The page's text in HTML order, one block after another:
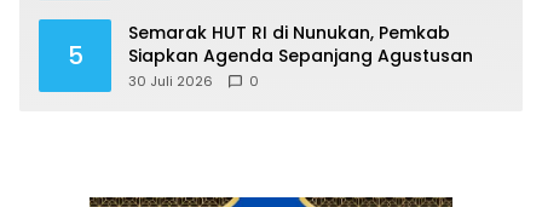
5
Semarak HUT RI di Nunukan, Pemkab
Siapkan Agenda Sepanjang Agustusan
30 Juli 2026 0